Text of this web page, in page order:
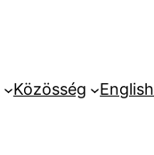
Közösség English